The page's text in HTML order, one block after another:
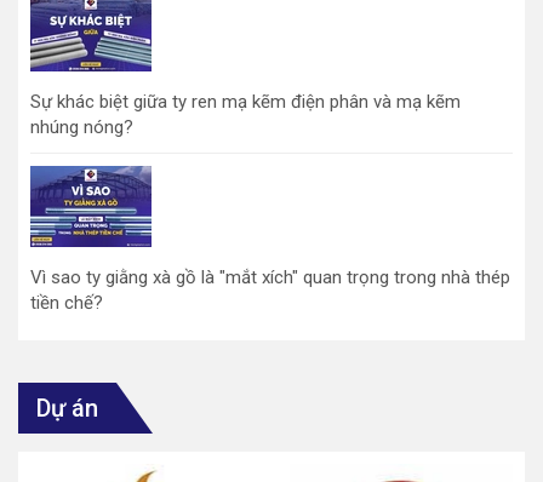
Sự khác biệt giữa ty ren mạ kẽm điện phân và mạ kẽm
nhúng nóng?
Vì sao ty giằng xà gồ là "mắt xích" quan trọng trong nhà thép
tiền chế?
Dự án